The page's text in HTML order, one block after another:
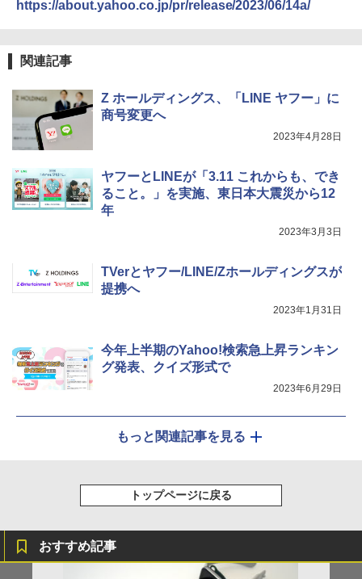
https://about.yahoo.co.jp/pr/release/2023/06/14a/
関連記事
Z ホールディングス、「LINE ヤフー」に
商号変更へ
2023年4月28日
ヤフーとLINEが「3.11 これからも、でき
ること。」を実施、東日本大震災から12
年
2023年3月3日
TVerとヤフー/LINE/Zホールディングスが
提携へ
2023年1月31日
今年上半期のYahoo!検索急上昇ランキン
グ発表、クイズ形式で
2023年6月29日
もっと関連記事を見る
トップページに戻る
おすすめ記事